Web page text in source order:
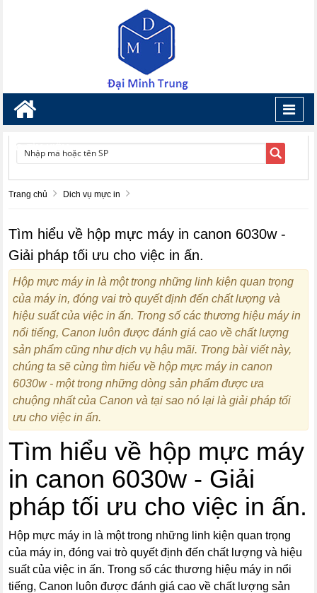
TÌM KIẾM
Trang chủ Dich vụ mực in
Tìm hiểu về hộp mực máy in canon 6030w -
Giải pháp tối ưu cho việc in ấn.
Hộp mực máy in là một trong những linh kiện quan trọng
của máy in, đóng vai trò quyết định đến chất lượng và
hiệu suất của việc in ấn. Trong số các thương hiệu máy in
nổi tiếng, Canon luôn được đánh giá cao về chất lượng
sản phẩm cũng như dịch vụ hậu mãi. Trong bài viết này,
chúng ta sẽ cùng tìm hiểu về hộp mực máy in canon
6030w - một trong những dòng sản phẩm được ưa
chuộng nhất của Canon và tại sao nó lại là giải pháp tối
ưu cho việc in ấn.
Tìm hiểu về hộp mực máy
in canon 6030w - Giải
pháp tối ưu cho việc in ấn.
Hộp mực máy in là một trong những linh kiện quan trọng
của máy in, đóng vai trò quyết định đến chất lượng và hiệu
suất của việc in ấn. Trong số các thương hiệu máy in nổi
tiếng, Canon luôn được đánh giá cao về chất lượng sản